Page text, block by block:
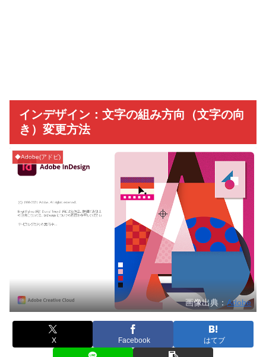
インデザイン：文字の組み方向（文字の向
き）変更方法
◆Adobe(アドビ)
画像出典：Adobe
X Facebook はてブ